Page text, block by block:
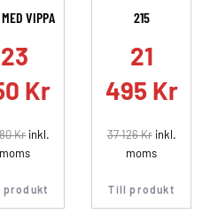
VIPPA
23
Kr
Krinkl.
moms
produkt
215
21
495 Kr
37 126Krinkl.
moms
Till produkt